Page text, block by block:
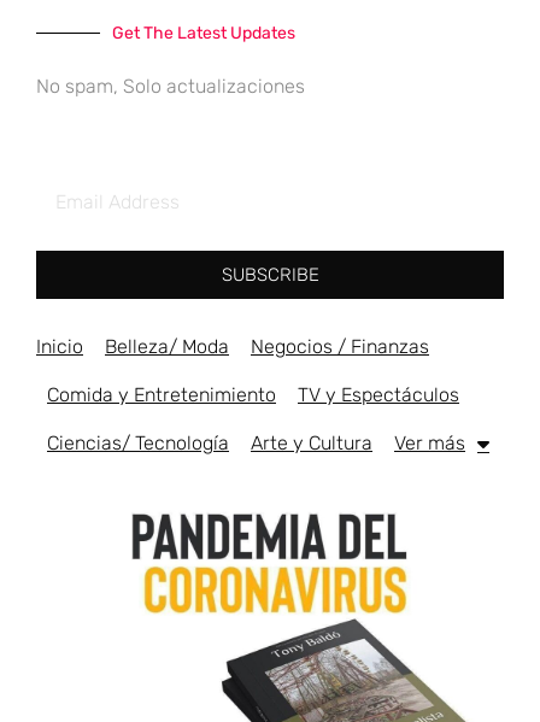
Get The Latest Updates
No spam, Solo actualizaciones
SUBSCRIBE
Inicio Belleza/ Moda Negocios / Finanzas
Comida y Entretenimiento TV y Espectáculos
Ciencias/ Tecnología Arte y Cultura Ver más